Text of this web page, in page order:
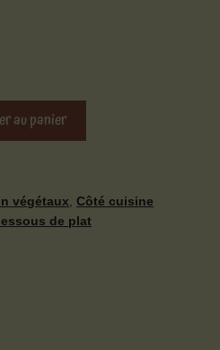
au panier
végétaux,Côté cuisine
de plat